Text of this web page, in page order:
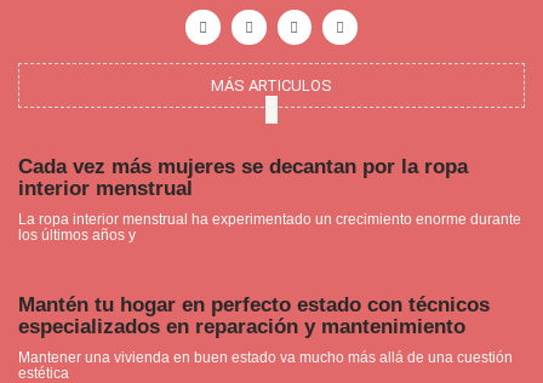
a
c
e
o
-
n
s
t
g
r
m
i
n
t
r
e
t
o
u
t
b
MÁS ARTICULOS
Cada vez más mujeres se decantan por la ropa
interior menstrual
La ropa interior menstrual ha experimentado un crecimiento enorme durante
los últimos años y
Mantén tu hogar en perfecto estado con técnicos
especializados en reparación y mantenimiento
Mantener una vivienda en buen estado va mucho más allá de una cuestión
estética